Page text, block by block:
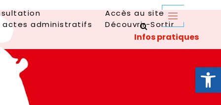
Ouvrir
actes administratifs
Accès au site
Découvrir-Sortir